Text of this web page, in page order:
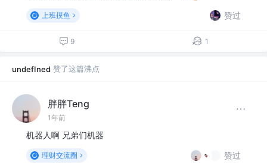
上班摸鱼 赞过
9 1
undefIned 赞了这篇沸点
胖胖Teng
1年前
机器人啊 兄弟们机器
理财交流圈 赞过